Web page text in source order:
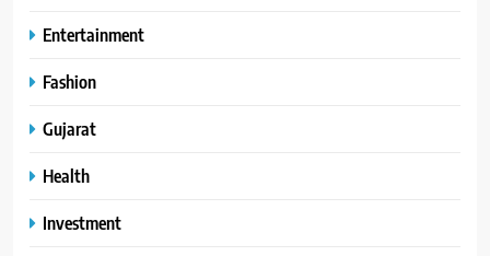
Entertainment
Fashion
Gujarat
Health
Investment